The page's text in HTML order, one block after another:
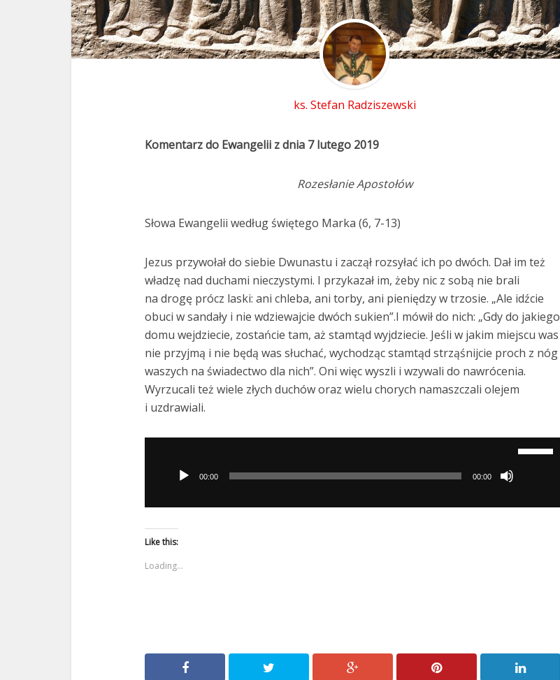
ks. Stefan Radziszewski
Komentarz do Ewangelii z dnia 7 lutego 2019
Rozesłanie Apostołów
Słowa Ewangelii według świętego Marka (6, 7-13)
Jezus przywołał do siebie Dwunastu i zaczął rozsyłać ich po dwóch. Dał im też
władzę nad duchami nieczystymi. I przykazał im, żeby nic z sobą nie brali
na drogę prócz laski: ani chleba, ani torby, ani pieniędzy w trzosie. „Ale idźcie
obuci w sandały i nie wdziewajcie dwóch sukien”.I mówił do nich: „Gdy do jakiego
domu wejdziecie, zostańcie tam, aż stamtąd wyjdziecie. Jeśli w jakim miejscu was
nie przyjmą i nie będą was słuchać, wychodząc stamtąd strząśnijcie proch z nóg
waszych na świadectwo dla nich”. Oni więc wyszli i wzywali do nawrócenia.
Wyrzucali też wiele złych duchów oraz wielu chorych namaszczali olejem
i uzdrawiali.
dźwiękowych
00:00 00:00
Like this:
Loading...